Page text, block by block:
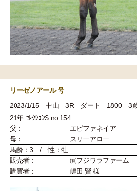
リーゼノアール 号
2023/1/15 中山 3R ダート 1800 3歳
21年 ｾﾚｸｼｮﾝS no.154
父：
エピファネイア
母：
スリーアロー
馬齢：3 / 性：牡
販売者：
㈲フジワラファーム
購買者：
嶋田 賢 様